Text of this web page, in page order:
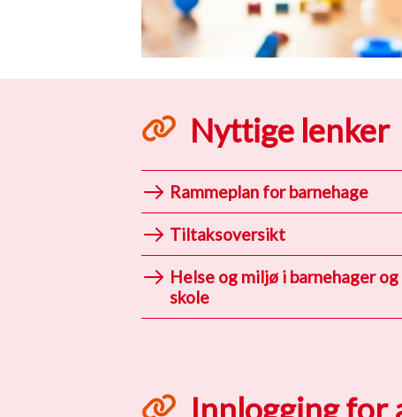
Nyttige lenker
Rammeplan for barnehage
Tiltaksoversikt
Helse og miljø i barnehager og
skole
Innlogging for